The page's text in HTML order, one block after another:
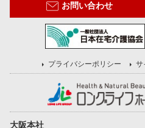
お問い合わせ
プライバシーポリシー サ
大阪本社